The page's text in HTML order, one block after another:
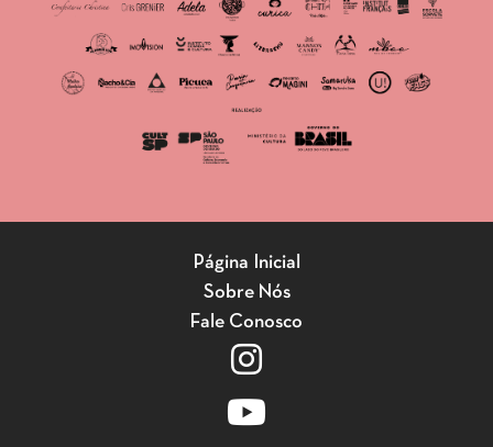
Página Inicial
Sobre Nós
Fale Conosco